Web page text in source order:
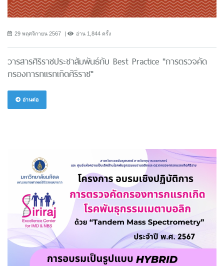
29 พฤศจิกายน 2567 อ่าน 1,844 ครั้ง
วารสารศิริราชประชาสัมพันธ์กับ Best Practice "การตรวจคัด
กรองทารกแรกเกิดศิริราช"
อ่านต่อ